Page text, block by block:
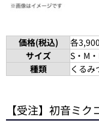
価格(税込)
各
サイズ
S・M
種類
くるみ
【受注】初音ミ